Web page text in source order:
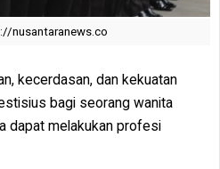
nusantaranews.co
kecerdasan, dan kekuatan
bagi seorang wanita
dapat melakukan profesi